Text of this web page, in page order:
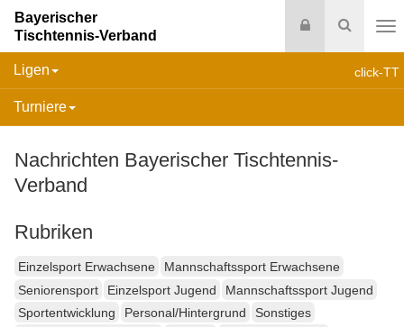
Suche
Login
Bayerischer
Tischtennis-Verband
click-TT
Ligen
Turniere
Nachrichten Bayerischer Tischtennis-
Verband
Rubriken
Einzelsport Erwachsene
Mannschaftssport Erwachsene
Seniorensport
Einzelsport Jugend
Mannschaftssport Jugend
Sportentwicklung
Personal/Hintergrund
Sonstiges